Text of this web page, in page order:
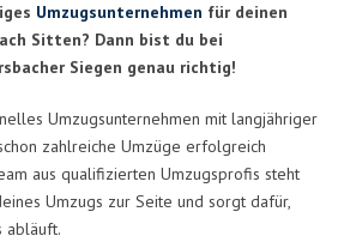
Umzugsunternehmen für deinen
Sitten? Dann bist du bei
Siegen genau richtig!
Umzugsunternehmen mit langjähriger
zahlreiche Umzüge erfolgreich
aus qualifizierten Umzugsprofis steht
Umzugs zur Seite und sorgt dafür,
abläuft.